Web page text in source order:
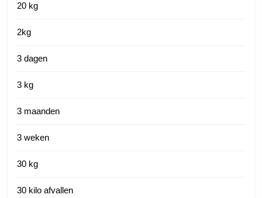
20 kg
2kg
3 dagen
3 kg
3 maanden
3 weken
30 kg
30 kilo afvallen